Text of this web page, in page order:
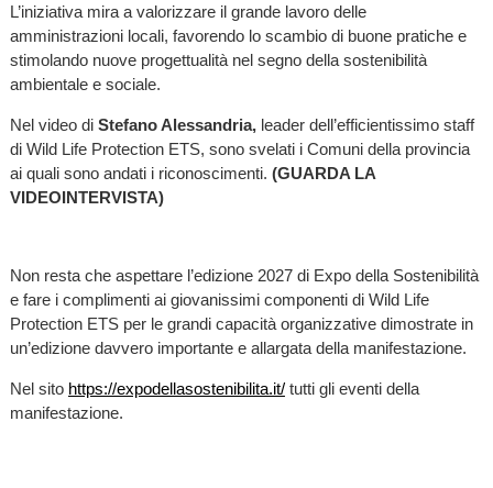
L’iniziativa mira a valorizzare il grande lavoro delle
amministrazioni locali, favorendo lo scambio di buone pratiche e
stimolando nuove progettualità nel segno della sostenibilità
ambientale e sociale.
Nel video di Stefano Alessandria,leader dell’efficientissimo staff
di Wild Life Protection ETS, sono svelati i Comuni della provincia
ai quali sono andati i riconoscimenti. (GUARDA LA
VIDEOINTERVISTA)
Non resta che aspettare l’edizione 2027 di Expo della Sostenibilità
e fare i complimenti ai giovanissimi componenti di Wild Life
Protection ETS per le grandi capacità organizzative dimostrate in
un’edizione davvero importante e allargata della manifestazione.
Nel sito https://expodellasostenibilita.it/tutti gli eventi della
manifestazione.